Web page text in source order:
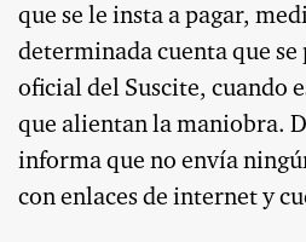
que se le insta a pagar,
determinada cuenta que se
oficial del Suscite, cuando
que alientan la maniobra.
informa que no envía
con enlaces de internet y